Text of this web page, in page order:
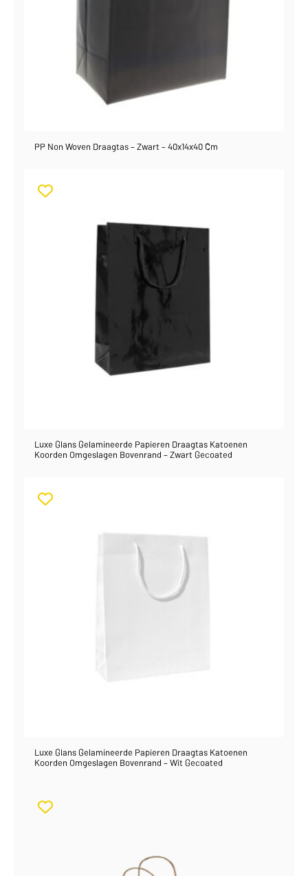
PP Non Woven Draagtas – Zwart – 40x14x40 Cm
Luxe Glans Gelamineerde Papieren Draagtas Katoenen
Koorden Omgeslagen Bovenrand – Zwart Gecoated
Luxe Glans Gelamineerde Papieren Draagtas Katoenen
Koorden Omgeslagen Bovenrand – Wit Gecoated